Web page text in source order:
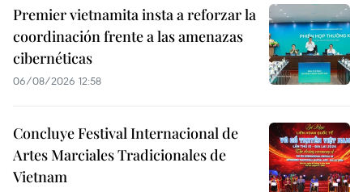
Premier vietnamita insta a reforzar la
coordinación frente a las amenazas
cibernéticas
06/08/2026 12:58
Concluye Festival Internacional de
Artes Marciales Tradicionales de
Vietnam